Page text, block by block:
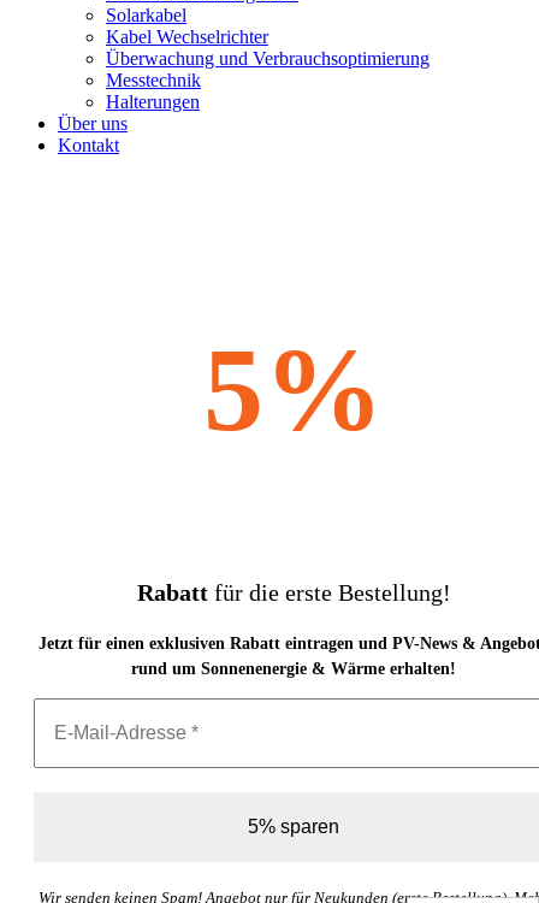
Solarkabel
Kabel Wechselrichter
Überwachung und Verbrauchsoptimierung
Messtechnik
Halterungen
Über uns
Kontakt
5%
Rabattfür die erste Bestellung!
Jetzt für einen exklusiven Rabatt eintragen und PV-News &
rund um Sonnenenergie & Wärme erhalten!
Wir senden keinen Spam! Angebot nur für Neukunden (erste Bestellung).